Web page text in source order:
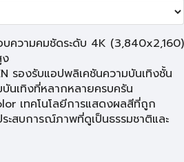
บความคมชัดระดับ 4K (3,840x2,160)
รองรับแอปพลิเคชันความบันเทิงชั้น
บันเทิงที่หลากหลายครบครัน
เทคโนโลยีการแสดงผลสีที่ถูก
ะสบการณ์ภาพที่ดูเป็นธรรมชาติและ